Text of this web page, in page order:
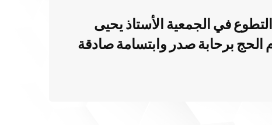
في الجمعية الأستاذ يحيى
الحج برحابة صدر وابتسامة صادقة